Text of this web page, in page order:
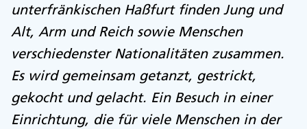
unterfränkischen Haßfurt finden Jung und
Alt, Arm und Reich sowie Menschen
verschiedenster Nationalitäten zusammen.
Es wird gemeinsam getanzt, gestrickt,
gekocht und gelacht. Ein Besuch in einer
Einrichtung, die für viele Menschen in der